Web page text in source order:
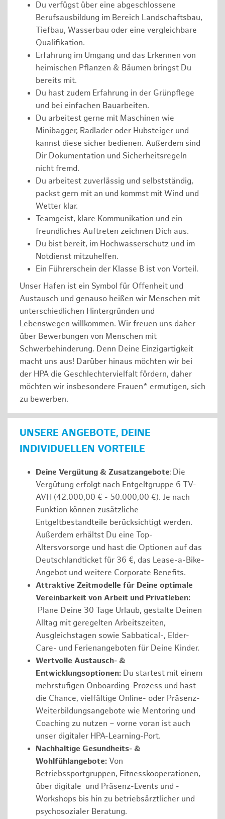
Du verfügst über eine abgeschlossene
Berufsausbildung im Bereich Landschaftsbau,
Tiefbau, Wasserbau oder eine vergleichbare
Qualifikation.
Erfahrung im Umgang und das Erkennen von
heimischen Pflanzen & Bäumen bringst Du
bereits mit.
Du hast zudem Erfahrung in der Grünpflege
und bei einfachen Bauarbeiten.
Du arbeitest gerne mit Maschinen wie
Minibagger, Radlader oder Hubsteiger und
kannst diese sicher bedienen. Außerdem sind
Dir Dokumentation und Sicherheitsregeln
nicht fremd.
Du arbeitest zuverlässig und selbstständig,
packst gern mit an und kommst mit Wind und
Wetter klar.
Teamgeist, klare Kommunikation und ein
freundliches Auftreten zeichnen Dich aus.
Du bist bereit, im Hochwasserschutz und im
Notdienst mitzuhelfen.
Ein Führerschein der Klasse B ist von Vorteil.
Unser Hafen ist ein Symbol für Offenheit und
Austausch und genauso heißen wir Menschen mit
unterschiedlichen Hintergründen und
Lebenswegen willkommen. Wir freuen uns daher
über Bewerbungen von Menschen mit
Schwerbehinderung. Denn Deine Einzigartigkeit
macht uns aus! Darüber hinaus möchten wir bei
der HPA die Geschlechtervielfalt fördern, daher
möchten wir insbesondere Frauen* ermutigen, sich
zu bewerben.
UNSERE ANGEBOTE, DEINE
INDIVIDUELLEN VORTEILE
Deine Vergütung & Zusatzangebote: Die
Vergütung erfolgt nach Entgeltgruppe 6 TV-
AVH (42.000,00 € - 50.000,00 €). Je nach
Funktion können zusätzliche
Entgeltbestandteile berücksichtigt werden.
Außerdem erhältst Du eine Top-
Altersvorsorge und hast die Optionen auf das
Deutschlandticket für 36 €, das Lease-a-Bike-
Angebot und weitere Corporate Benefits.
Attraktive Zeitmodelle für Deine optimale
Vereinbarkeit von Arbeit und Privatleben:
Plane Deine 30 Tage Urlaub, gestalte Deinen
Alltag mit geregelten Arbeitszeiten,
Ausgleichstagen sowie Sabbatical-, Elder-
Care- und Ferienangeboten für Deine Kinder.
Wertvolle Austausch- &
Entwicklungsoptionen: Du startest mit einem
mehrstufigen Onboarding-Prozess und hast
die Chance, vielfältige Online- oder Präsenz-
Weiterbildungsangebote wie Mentoring und
Coaching zu nutzen – vorne voran ist auch
unser digitaler HPA-Learning-Port.
Nachhaltige Gesundheits- &
Wohlfühlangebote: Von
Betriebssportgruppen, Fitnesskooperationen,
über digitale und Präsenz-Events und -
Workshops bis hin zu betriebsärztlicher und
psychosozialer Beratung.